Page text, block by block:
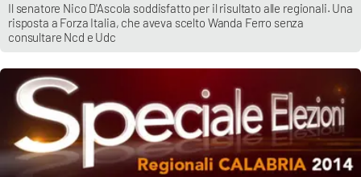
Il senatore Nico D'Ascola soddisfatto per il risultato alle regionali. Una
risposta a Forza Italia, che aveva scelto Wanda Ferro senza
consultare Ncd e Udc